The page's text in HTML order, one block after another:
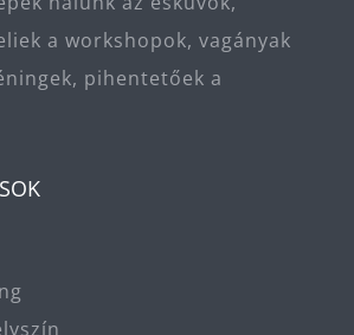
a workshopok, vagányak
pihentetőek a